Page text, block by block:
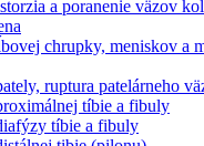
a poranenie väzov
chrupky, meniskov a
ruptura patelárneho
tíbie a fibuly
tíbie a fibuly